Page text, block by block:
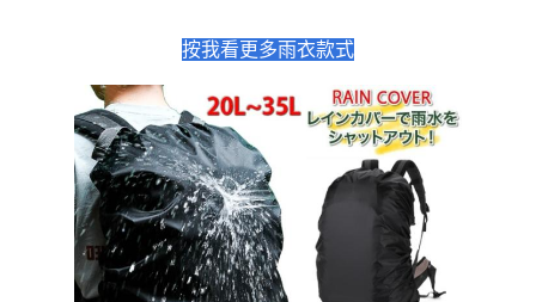
按我看更多雨衣款式